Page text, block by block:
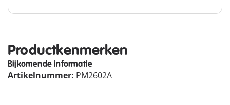
Productkenmerken
Bijkomende informatie
Artikelnummer: PM2602A